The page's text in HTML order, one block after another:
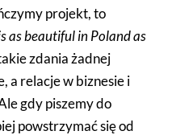
projekt, to
as beautiful in Poland as
zdania żadnej
a relacje w biznesie i
gdy piszemy do
powstrzymać się od